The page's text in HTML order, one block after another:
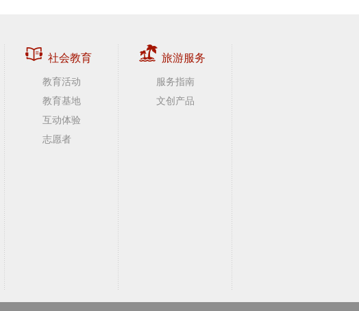
社会教育
教育活动
教育基地
互动体验
志愿者
旅游服务
服务指南
文创产品